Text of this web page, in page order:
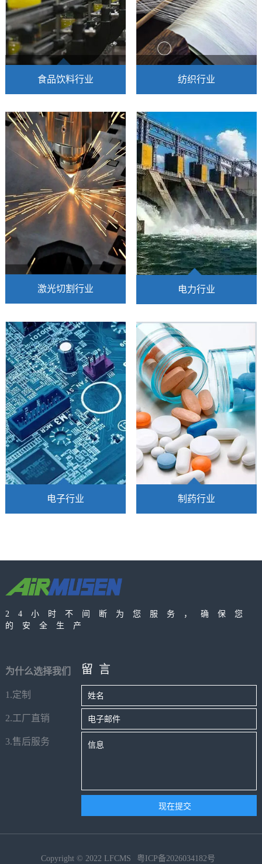
无油空气压缩机的最高温压
缩环境，可以减少压缩空气
中微生物的含量。并且整个
压缩过程都不会带来任何
油，大大降低了食品及饮料
成本在生产工艺流程中被
食品饮料行业
高科技的喷气织机需要绝对
赶紧、干燥且百分百无油的
压缩空气，AIRMUSEN凭借
业界领先的技术为全球的纺
织行业用户提供最纯洁的无
油系统解决方案
纺织行业
激光切割机在工作时需要带
有压力的气源作为动力，目
前气源主要集中在氮气、氧
气和压缩空气，除非是加工
一些贵金属或对加工要求比
较高才会使用氮气或氧
激光切割行业
压缩空气的品质是非常重要
的，且容不得半点疏忽。因
此当压缩空气应用于电力系
统的仪表时，绝大多数的设
计师都会选用无油空压机。
电力行业
水或油的压缩空气都可能导
致生产停机时间的增加和废
品率的上升。
电子行业
重要一环。
制药行业
24小时不间断为您服务，确保您
的安全生产
为什么选择我们
1.定制
2.工厂直销
3.售后服务
留言
Copyright © 2022 LFCMS 粤ICP备2026034182号